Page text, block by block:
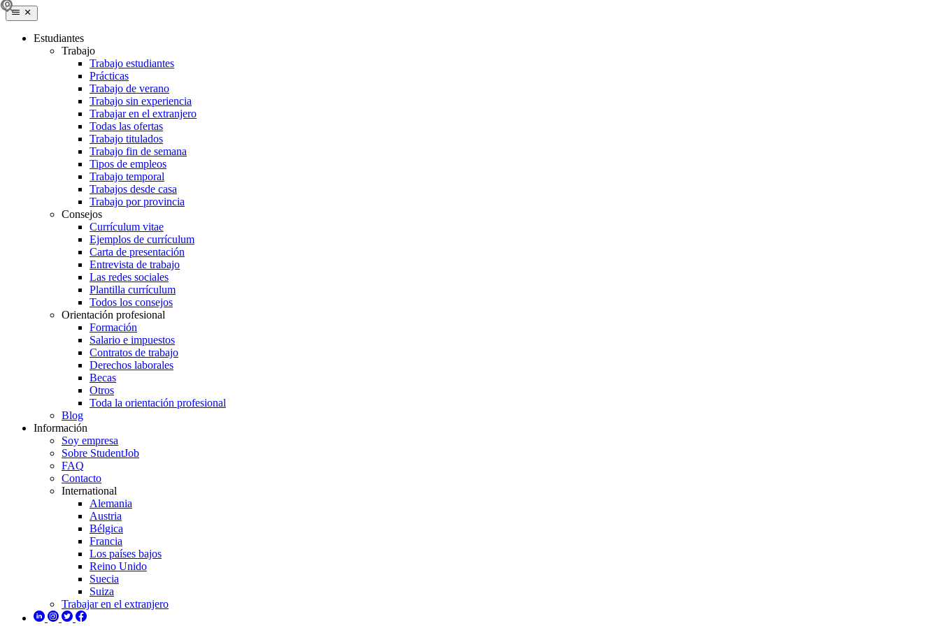
Estudiantes
Trabajo
Trabajo estudiantes
Prácticas
Trabajo de verano
Trabajo sin experiencia
Trabajar en el extranjero
Todas las ofertas
Trabajo titulados
Trabajo fin de semana
Tipos de empleos
Trabajo temporal
Trabajos desde casa
Trabajo por provincia
Consejos
Currículum vitae
Ejemplos de currículum
Carta de presentación
Entrevista de trabajo
Las redes sociales
Plantilla currículum
Todos los consejos
Orientación profesional
Formación
Salario e impuestos
Contratos de trabajo
Derechos laborales
Becas
Otros
Toda la orientación profesional
Blog
Información
Soy empresa
Sobre StudentJob
FAQ
Contacto
International
Alemania
Austria
Bélgica
Francia
Los países bajos
Reino Unido
Suecia
Suiza
Trabajar en el extranjero